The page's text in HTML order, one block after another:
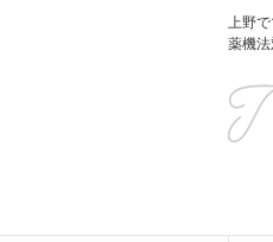
上野
薬機